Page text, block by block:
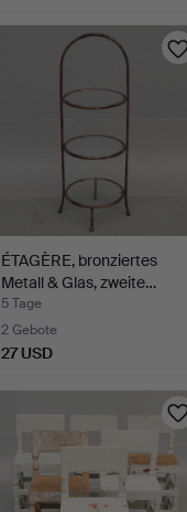
ÉTAGÈRE, bronziertes
Metall & Glas, zweite…
5 Tage
2 Gebote
27 USD